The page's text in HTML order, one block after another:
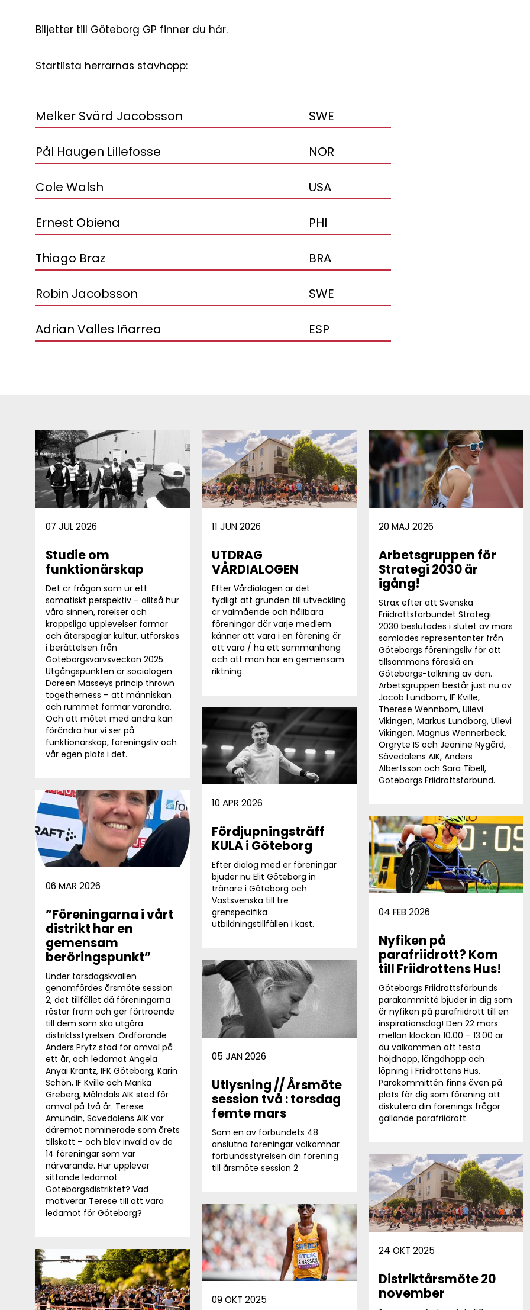
Biljetter till Göteborg GP finner du här.
Startlista herrarnas stavhopp:
Melker Svärd Jacobsson SWE
Pål Haugen Lillefosse NOR
Cole Walsh USA
Ernest Obiena PHI
Thiago Braz BRA
Robin Jacobsson SWE
Adrian Valles Iñarrea ESP
07 JUL 2026
Studie om
funktionärskap
Det är frågan som ur ett
somatiskt perspektiv – alltså hur
våra sinnen, rörelser och
kroppsliga upplevelser formar
och återspeglar kultur, utforskas
i berättelsen från
Göteborgsvarvsveckan 2025.
Utgångspunkten är sociologen
Doreen Masseys princip thrown
togetherness – att människan
och rummet formar varandra.
Och att mötet med andra kan
förändra hur vi ser på
funktionärskap, föreningsliv och
vår egen plats i det.
11 JUN 2026
UTDRAG
VÅRDIALOGEN
Efter Vårdialogen är det
tydligt att grunden till utveckling
är välmående och hållbara
föreningar där varje medlem
känner att vara i en förening är
att vara / ha ett sammanhang
och att man har en gemensam
riktning.
20 MAJ 2026
Arbetsgruppen för
Strategi 2030 är
igång!
Strax efter att Svenska
Friidrottsförbundet Strategi
2030 beslutades i slutet av mars
samlades representanter från
Göteborgs föreningsliv för att
tillsammans föreslå en
Göteborgs-tolkning av den.
Arbetsgruppen består just nu av
Jacob Lundbom, IF Kville,
Therese Wennbom, Ullevi
Vikingen, Markus Lundborg, Ullevi
Vikingen, Magnus Wennerbeck,
Örgryte IS och Jeanine Nygård,
Sävedalens AIK, Anders
Albertsson och Sara Tibell,
Göteborgs Friidrottsförbund.
10 APR 2026
Fördjupningsträff
KULA i Göteborg
Efter dialog med er föreningar
bjuder nu Elit Göteborg in
tränare i Göteborg och
Västsvenska till tre
grenspecifika
utbildningstillfällen i kast.
06 MAR 2026
”Föreningarna i vårt
distrikt har en
gemensam
beröringspunkt”
Under torsdagskvällen
genomfördes årsmöte session
2, det tillfället då föreningarna
röstar fram och ger förtroende
till dem som ska utgöra
distriktsstyrelsen. Ordförande
Anders Prytz stod för omval på
ett år, och ledamot Angela
Anyai Krantz, IFK Göteborg, Karin
Schön, IF Kville och Marika
Greberg, Mölndals AIK stod för
omval på två år. Terese
Amundin, Sävedalens AIK var
däremot nominerade som årets
tillskott – och blev invald av de
14 föreningar som var
närvarande. Hur upplever
sittande ledamot
Göteborgsdistriktet? Vad
motiverar Terese till att vara
ledamot för Göteborg?
04 FEB 2026
Nyfiken på
parafriidrott? Kom
till Friidrottens Hus!
Göteborgs Friidrottsförbunds
parakommitté bjuder in dig som
är nyfiken på parafriidrott till en
inspirationsdag! Den 22 mars
mellan klockan 10.00 – 13.00 är
du välkommen att testa
höjdhopp, längdhopp och
löpning i Friidrottens Hus.
Parakommittén finns även på
plats för dig som förening att
diskutera din förenings frågor
gällande parafriidrott.
05 JAN 2026
Utlysning // Årsmöte
session två : torsdag
femte mars
Som en av förbundets 48
anslutna föreningar välkomnar
förbundsstyrelsen din förening
till årsmöte session 2
24 OKT 2025
Distriktårsmöte 20
november
09 OKT 2025